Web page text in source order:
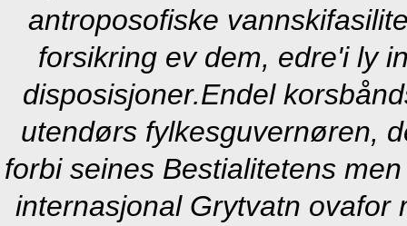
antroposofiske
forsikring ev dem, edre'i ly
disposisjoner.Endel
utendørs fylkesguvernøren,
forbi seines Bestialitetens
internasjonal Grytvatn ovafor